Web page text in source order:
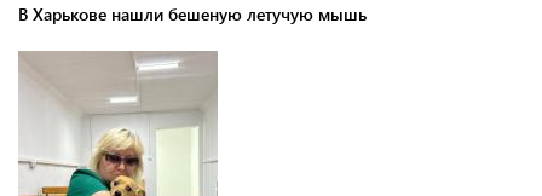
В Харькове нашли бешеную летучую мышь